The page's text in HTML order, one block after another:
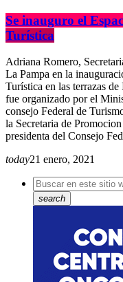
Se inauguro el
Turística
Adriana Romero,
La Pampa en la
Turística en las terrazas
fue organizado por el
consejo Federal de
la Secretaria de
presidenta del Consejo
today21 enero, 2021
search